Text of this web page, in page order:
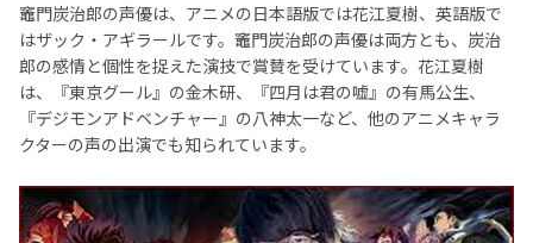
竈門炭治郎の声優は、アニメの日本語版では花江夏樹、英語版で
はザック・アギラールです。竈門炭治郎の声優は両方とも、炭治
郎の感情と個性を捉えた演技で賞賛を受けています。花江夏樹
は、『東京グール』の金木研、『四月は君の嘘』の有馬公生、
『デジモンアドベンチャー』の八神太一など、他のアニメキャラ
クターの声の出演でも知られています。